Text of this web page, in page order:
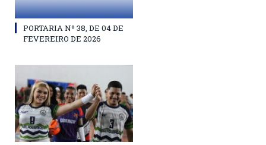
PORTARIA Nº 38, DE 04 DE
FEVEREIRO DE 2026